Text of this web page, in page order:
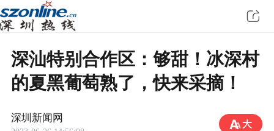
深汕特别合作区：够甜！冰深村
的夏黑葡萄熟了，快来采摘！
深圳新闻网